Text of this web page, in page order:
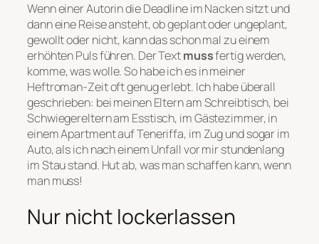
Wenn einer Autorin die Deadline im Nacken sitzt und
dann eine Reise ansteht, ob geplant oder ungeplant,
gewollt oder nicht, kann das schon mal zu einem
erhöhten Puls führen. Der Textmussfertig werden,
komme, was wolle. So habe ich es in meiner
Heftroman-Zeit oft genug erlebt. Ich habe überall
geschrieben: bei meinen Eltern am Schreibtisch, bei
Schwiegereltern am Esstisch, im Gästezimmer, in
einem Apartment auf Teneriffa, im Zug und sogar im
Auto, als ich nach einem Unfall vor mir stundenlang
im Stau stand. Hut ab, was man schaffen kann, wenn
man muss!
Nur nicht lockerlassen